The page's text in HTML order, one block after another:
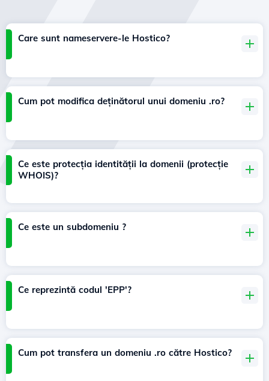
Care sunt nameservere-le Hostico?
Cum pot modifica deținătorul unui domeniu .ro?
Ce este protecția identității la domenii (protecție
WHOIS)?
Ce este un subdomeniu ?
Ce reprezintă codul 'EPP'?
Cum pot transfera un domeniu .ro către Hostico?